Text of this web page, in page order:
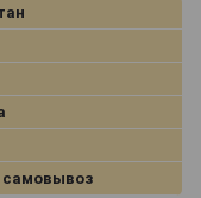
самовывоз